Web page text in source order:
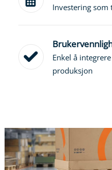
Investering som
Enkel å
produksjon